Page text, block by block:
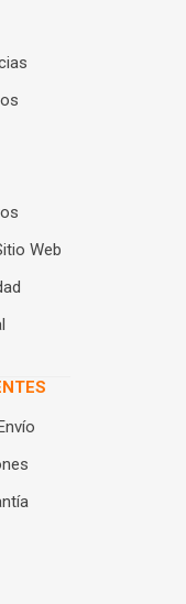
Web